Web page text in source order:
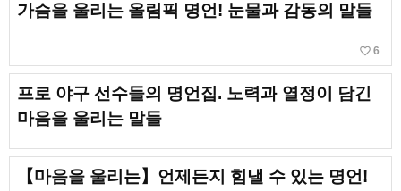
가슴을 울리는 올림픽 명언! 눈물과 감동의 말들
favorite_border 6
프로 야구 선수들의 명언집. 노력과 열정이 담긴
마음을 울리는 말들
【마음을 울리는】언제든지 힘낼 수 있는 명언!